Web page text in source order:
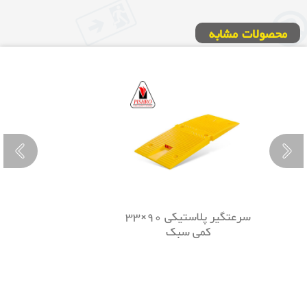
محصولات مشابه
سرعتگیر پلاستیکی 90×33
کمی سبک